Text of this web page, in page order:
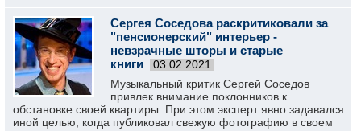
Сергея Соседова раскритиковали за
"пенсионерский" интерьер -
невзрачные шторы и старые
книги
03.02.2021
Музыкальный критик Сергей Соседов
привлек внимание поклонников к
обстановке своей квартиры. При этом эксперт явно задавался
иной целью, когда публиковал свежую фотографию в своем